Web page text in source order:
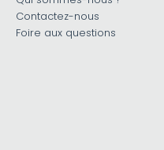
Contactez-nous
Foire aux questions